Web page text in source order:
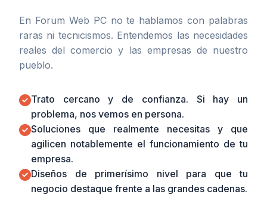
En Forum Web PC no te hablamos con palabras
raras ni tecnicismos. Entendemos las necesidades
reales del comercio y las empresas de nuestro
pueblo.
Trato cercano y de confianza. Si hay un
problema, nos vemos en persona.
Soluciones que realmente necesitas y que
agilicen notablemente el funcionamiento de tu
empresa.
Diseños de primerísimo nivel para que tu
negocio destaque frente a las grandes cadenas.